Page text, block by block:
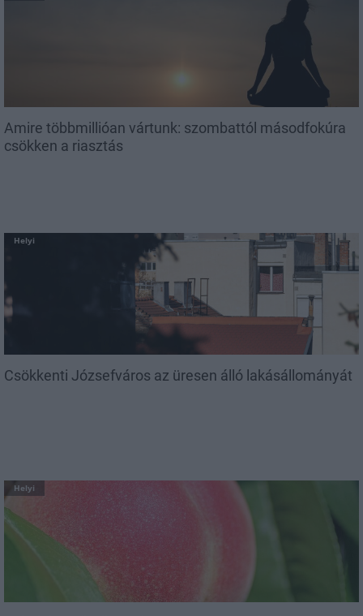
Amire többmillióan vártunk: szombattól másodfokúra
csökken a riasztás
Helyi
Csökkenti Józsefváros az üresen álló lakásállományát
Helyi